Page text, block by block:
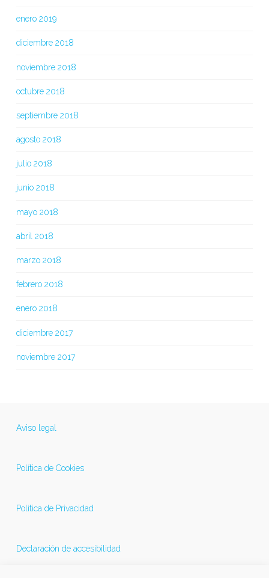
enero 2019
diciembre 2018
noviembre 2018
octubre 2018
septiembre 2018
agosto 2018
julio 2018
junio 2018
mayo 2018
abril 2018
marzo 2018
febrero 2018
enero 2018
diciembre 2017
noviembre 2017
Aviso legal
Política de Cookies
Política de Privacidad
Declaración de accesibilidad